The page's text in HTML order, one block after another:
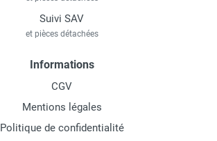
Suivi SAV
et pièces détachées
Informations
CGV
Mentions légales
Politique de confidentialité